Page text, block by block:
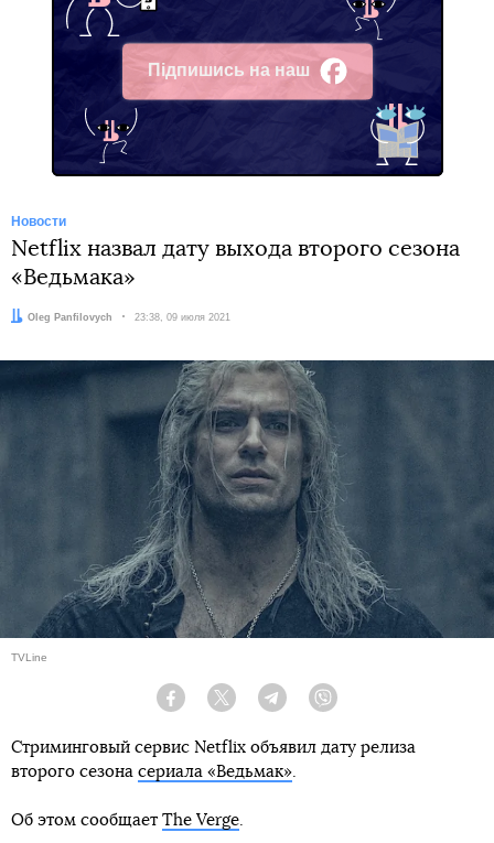
Підпишись на наш
Facebook
Новости
Netflix назвал дату выхода второго сезона
«Ведьмака»
Автор:
Oleg Panfilovych Дата:
23:38, 09 июля 2021
TVLine
Facebook Twitter Telegram
Стриминговый сервис Netflix объявил дату релиза
второго сезона сериала «Ведьмак».
Об этом сообщает The Verge.